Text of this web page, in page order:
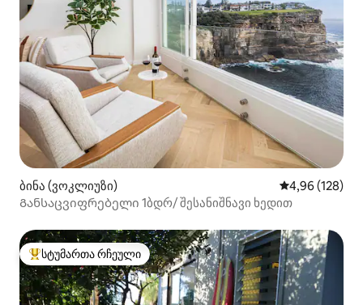
ბინა (ვოკლიუზი) საშუალო
4,96 (128)
Განსაცვიფრებელი 1ბდრ/ შესანიშნავი ხედით
სტუმართა რჩეული მოწინავე ვარიანტი
სტუმართა რჩეული